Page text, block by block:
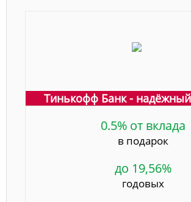
Тинькофф Банк -
0.5% от вклада
в подарок
до 19,56%
годовых